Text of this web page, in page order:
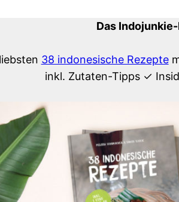
Das
38 indonesische Rezepte
inkl. Zutaten-Tipps ✓